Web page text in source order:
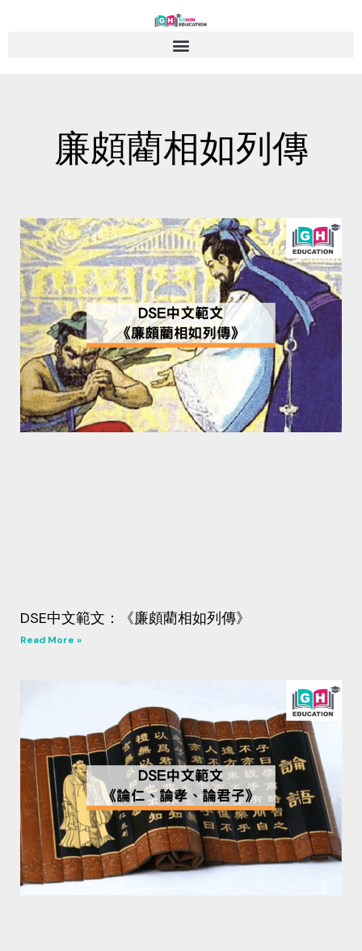
廉頗藺相如列傳
DSE中文範文：《廉頗藺相如列傳》
Read More »